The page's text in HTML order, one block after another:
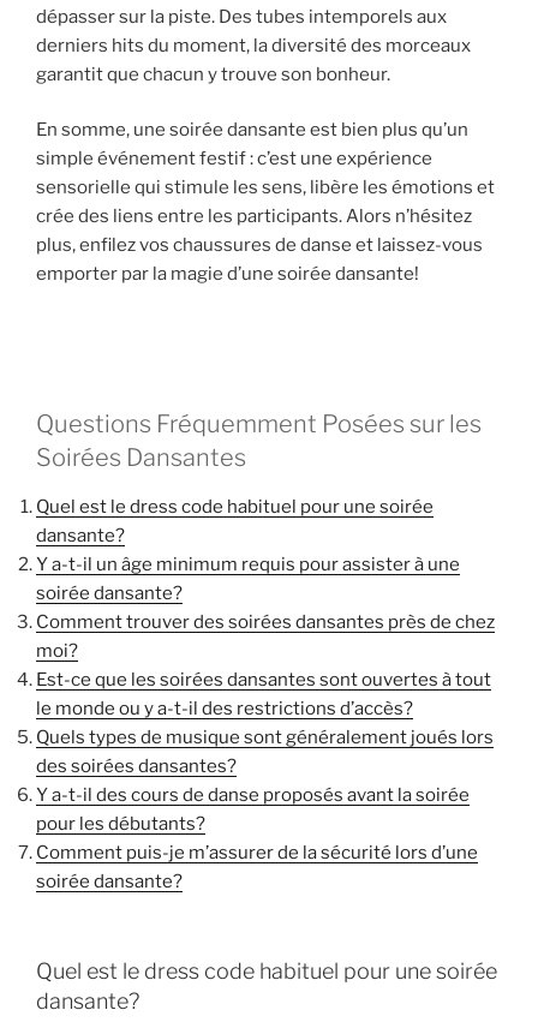
dépasser sur la piste. Des tubes intemporels aux
derniers hits du moment, la diversité des morceaux
garantit que chacun y trouve son bonheur.
En somme, une soirée dansante est bien plus qu’un
simple événement festif : c’est une expérience
sensorielle qui stimule les sens, libère les émotions et
crée des liens entre les participants. Alors n’hésitez
plus, enfilez vos chaussures de danse et laissez-vous
emporter par la magie d’une soirée dansante!
Questions Fréquemment Posées sur les
Soirées Dansantes
Quel est le dress code habituel pour une soirée
dansante?
Y a-t-il un âge minimum requis pour assister à une
soirée dansante?
Comment trouver des soirées dansantes près de chez
moi?
Est-ce que les soirées dansantes sont ouvertes à tout
le monde ou y a-t-il des restrictions d’accès?
Quels types de musique sont généralement joués lors
des soirées dansantes?
Y a-t-il des cours de danse proposés avant la soirée
pour les débutants?
Comment puis-je m’assurer de la sécurité lors d’une
soirée dansante?
Quel est le dress code habituel pour une soirée
dansante?